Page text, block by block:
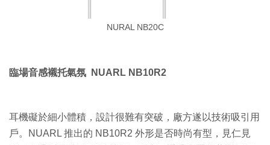
NURAL NB20C
臨場音感襯托氣氛 NUARL NB10R2
耳機礙於細小體積，設計很難有突破，廠方遂以技術吸引用
戶。NUARL 推出的 NB10R2 外形是否時尚有型，見仁見